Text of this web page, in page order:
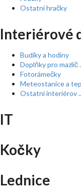
Ostatní hračky
Interiérové
Budíky a hodiny
Doplňky pro mazlíč
Fotorámečky
Meteostanice a
Ostatní interiérov
IT
Kočky
Lednice